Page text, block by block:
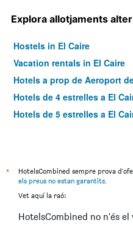
Explora allotjaments
Hostels in El Caire
Vacation rentals in El Caire
Hotels a prop de Aeroport
Hotels de 4 estrelles a El
Hotels de 5 estrelles a El
*
HotelsCombined sempre prova
els preus no estan garantits.
Vet aquí la raó:
HotelsCombined no n'és el